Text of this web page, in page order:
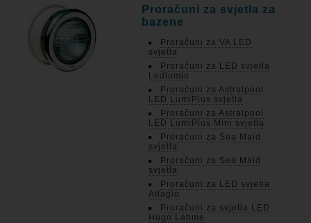
Proračuni za svjetla za
bazene
Proračuni za VA LED
svjetla
Proračuni za LED svjetla
Ledlumin
Proračuni za Astralpool
LED LumiPlus svjetla
Proračuni za Astralpool
LED LumiPlus Mini svjetla
Proračuni za Sea Maid
svjetla
Proračuni za Sea Maid
svjetla
Proračuni za LED svjetla
Adagio
Proračuni za svjetla LED
Hugo Lahme